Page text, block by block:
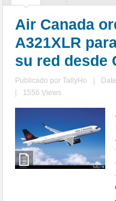
Air Canada
A321XLR
su red desde
Publicado porTallyHo
1556 Views